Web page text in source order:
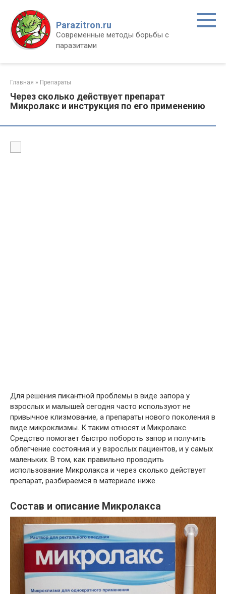
контенту
Parazitron.ru
Современные методы борьбы с
паразитами
Главная » Препараты
Через сколько действует препарат
Микролакс и инструкция по его применению
Для решения пикантной проблемы в виде запора у
взрослых и малышей сегодня часто используют не
привычное клизмование, а препараты нового поколения в
виде микроклизмы. К таким относят и Микролакс.
Средство помогает быстро побороть запор и получить
облегчение состояния и у взрослых пациентов, и у самых
маленьких. В том, как правильно проводить
использование Микролакса и через сколько действует
препарат, разбираемся в материале ниже.
Состав и описание Микролакса